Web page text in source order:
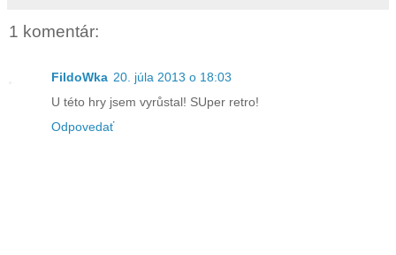
1 komentár:
FildoWka 20. júla 2013 o 18:03
U této hry jsem vyrůstal! SUper retro!
Odpovedať